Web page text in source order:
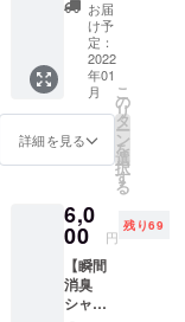
CAのサ
イズは
24cmか
ら27cm
です。
※送料込
みのお
値段で
ます。
定価定
17,050
円の商
品をク
ラウド
ファン
6,000円
でご案
す。 ※
瞬間消
臭靴下
下（グ
レー）
セッ
ト】 瞬
間消臭
シャツ
PRONI
CA（グ
ズと瞬
間消臭
靴下
PRONI
CA（グ
レー）
お届
け予
定：
2022
年01
月
詳細を見る
こ
の
リ
タ
ー
ン
を
選
択
す
る
6,0
00 円
残り69
【瞬間
消臭
シャツ